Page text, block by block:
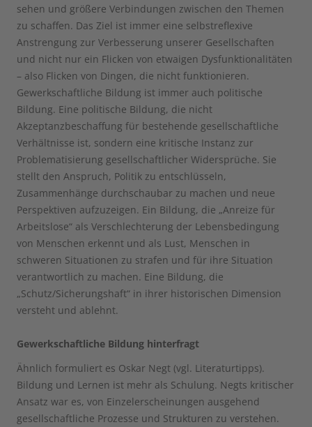
sehen und größere Verbindungen zwischen den Themen
zu schaffen. Das Ziel ist immer eine selbstreflexive
Anstrengung zur Verbesserung unserer Gesellschaften
und nicht nur ein Flicken von etwaigen Dysfunktionalitäten
– also Flicken von Dingen, die nicht funktionieren.
Gewerkschaftliche Bildung ist immer auch politische
Bildung. Eine politische Bildung, die nicht
Akzeptanzbeschaffung für bestehende gesellschaftliche
Verhältnisse ist, sondern eine kritische Instanz zur
Problematisierung gesellschaftlicher Widersprüche. Sie
stellt den Anspruch, Politik zu entschlüsseln,
Zusammenhänge durchschaubar zu machen und neue
Perspektiven aufzuzeigen. Ein Bildung, die „Anreize für
Arbeitslose“ als Verschlechterung der Lebensbedingung
von Menschen erkennt und als Lust, Menschen in
schweren Situationen zu strafen und für ihre Situation
verantwortlich zu machen. Eine Bildung, die
„Schutz/Sicherungshaft“ in ihrer historischen Dimension
versteht und ablehnt.
Gewerkschaftliche Bildung hinterfragt
Ähnlich formuliert es Oskar Negt (vgl. Literaturtipps).
Bildung und Lernen ist mehr als Schulung. Negts kritischer
Ansatz war es, von Einzelerscheinungen ausgehend
gesellschaftliche Prozesse und Strukturen zu verstehen.